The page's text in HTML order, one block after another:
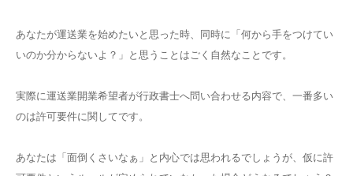
あなたが運送業を始めたいと思った時、同時に「何から手をつけてい
いのか分からないよ？」と思うことはごく自然なことです。
実際に運送業開業希望者が行政書士へ問い合わせる内容で、一番多い
のは許可要件に関してです。
あなたは「面倒くさいなぁ」と内心では思われるでしょうが、仮に許